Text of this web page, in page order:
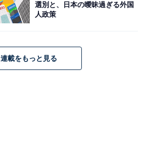
選別と、日本の曖昧過ぎる外国
人政策
連載をもっと見る